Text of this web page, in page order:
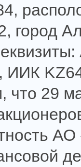
город
что 29
АО